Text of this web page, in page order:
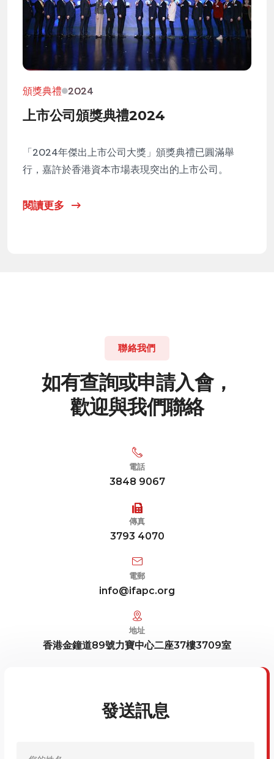
頒獎典禮 2024
上市公司頒獎典禮2024
「2024年傑出上市公司大獎」頒獎典禮已圓滿舉
行，嘉許於香港資本市場表現突出的上市公司。
閱讀更多
聯絡我們
如有查詢或申請入會，
歡迎與我們聯絡
電話
3848 9067
傳真
3793 4070
電郵
info@ifapc.org
地址
香港金鐘道89號力寶中心二座37樓3709室
發送訊息